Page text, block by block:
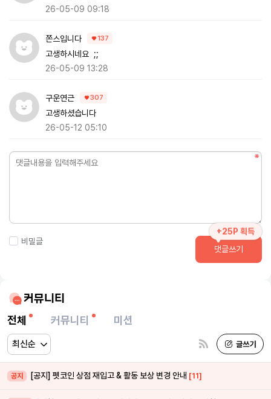
26-05-09 09:18
쫀스입니다 137
고생하시네요 ;;
26-05-09 13:28
구운연근 307
고생하셨습니다
26-05-12 05:10
비밀글
+25P 획득
댓글쓰기
커뮤니티
전체
커뮤니티 미션
공지 [공지] 펫코인 상점 재입고 & 활동 보상 변경 안내 [11]